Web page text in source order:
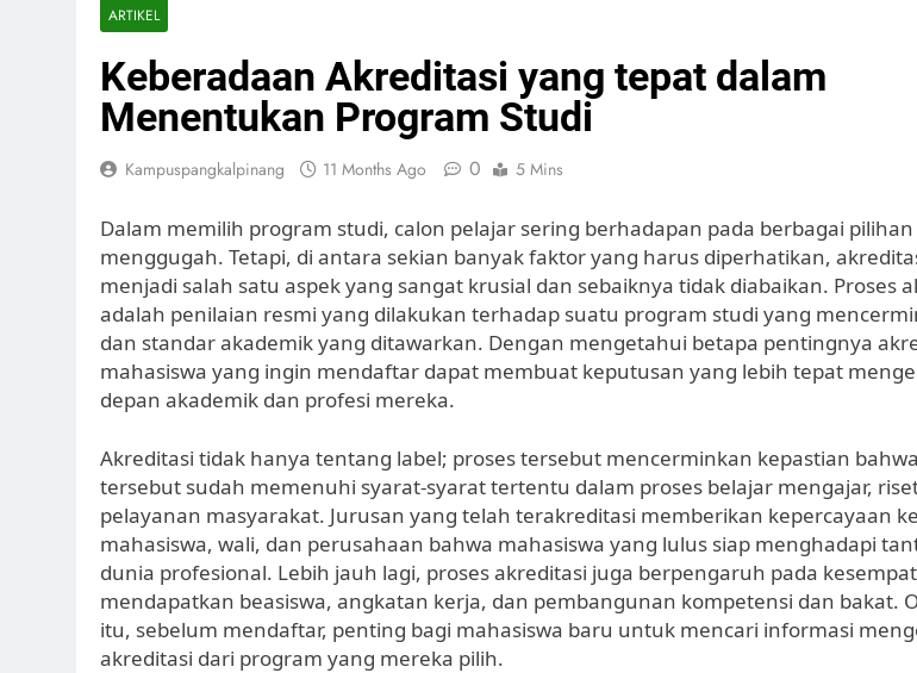
ARTIKEL
Keberadaan Akreditasi yang tepat dalam
Menentukan Program Studi
Kampuspangkalpinang 11 Months Ago 0 5 Mins
Dalam memilih program studi, calon pelajar sering berhadapan pada berbagai
menggugah. Tetapi, di antara sekian banyak faktor yang harus diperhatikan,
menjadi salah satu aspek yang sangat krusial dan sebaiknya tidak diabaikan. Proses
adalah penilaian resmi yang dilakukan terhadap suatu program studi yang
dan standar akademik yang ditawarkan. Dengan mengetahui betapa pentingnya
mahasiswa yang ingin mendaftar dapat membuat keputusan yang lebih tepat
depan akademik dan profesi mereka.
Akreditasi tidak hanya tentang label; proses tersebut mencerminkan kepastian
tersebut sudah memenuhi syarat-syarat tertentu dalam proses belajar mengajar,
pelayanan masyarakat. Jurusan yang telah terakreditasi memberikan kepercayaan
mahasiswa, wali, dan perusahaan bahwa mahasiswa yang lulus siap menghadapi
dunia profesional. Lebih jauh lagi, proses akreditasi juga berpengaruh pada
mendapatkan beasiswa, angkatan kerja, dan pembangunan kompetensi dan bakat.
itu, sebelum mendaftar, penting bagi mahasiswa baru untuk mencari informasi
akreditasi dari program yang mereka pilih.